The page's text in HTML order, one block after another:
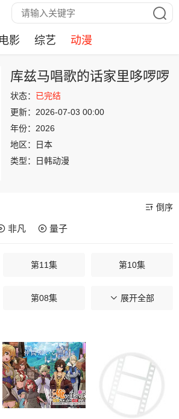
电影 综艺 动漫
库兹马唱歌的话家里哆啰啰
状态： 已完结
更新： 2026-07-03 00:00
年份： 2026
地区：
日本
类型：
日韩动漫
倒序
非凡 量子
第11集 第10集
第08集 第07集
第02集
展开全部